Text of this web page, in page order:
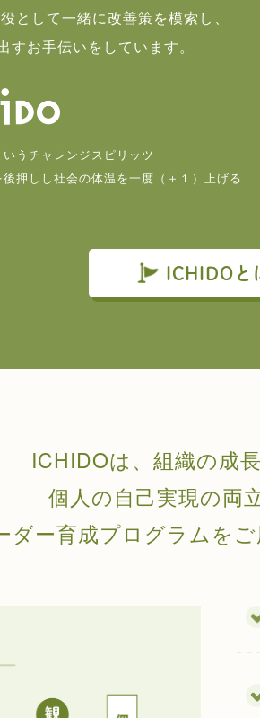
として一緒に改善策を模索し、
お手伝いをしています。
うチャレンジスピリッツ
押しし社会の体温を一度（＋１）上げる
ICHIDOと
ICHIDOは、組織の成
個人の自己実現の両
ダー育成プログラムをご